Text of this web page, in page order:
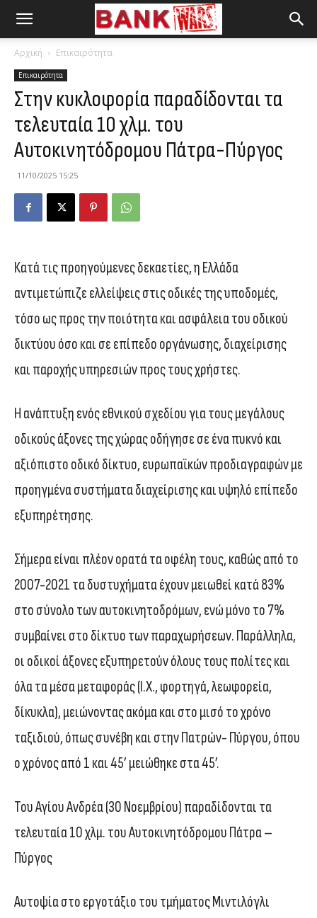
Αρχική Επικαιρότητα
Επικαιρότητα
Στην κυκλοφορία παραδίδονται τα
τελευταία 10 χλμ. του
Αυτοκινητόδρομου Πάτρα-Πύργος
11/10/2025 15:25
Κατά τις προηγούμενες δεκαετίες, η Ελλάδα
αντιμετώπιζε ελλείψεις στις οδικές της υποδομές,
τόσο ως προς την ποιότητα και ασφάλεια του οδικού
δικτύου όσο και σε επίπεδο οργάνωσης, διαχείρισης
και παροχής υπηρεσιών προς τους χρήστες.
Η ανάπτυξη ενός εθνικού σχεδίου για τους μεγάλους
οδικούς άξονες της χώρας οδήγησε σε ένα πυκνό και
αξιόπιστο οδικό δίκτυο, ευρωπαϊκών προδιαγραφών με
προηγμένα συστήματα διαχείρισης και υψηλό επίπεδο
εξυπηρέτησης.
Σήμερα είναι πλέον ορατά τα οφέλη τους, καθώς από το
2007-2021 τα δυστυχήματα έχουν μειωθεί κατά 83%
στο σύνολο των αυτοκινητοδρόμων, ενώ μόνο το 7%
συμβαίνει στο δίκτυο των παραχωρήσεων. Παράλληλα,
οι οδικοί άξονες εξυπηρετούν όλους τους πολίτες και
όλα τα μέσα μεταφοράς (Ι.Χ., φορτηγά, λεωφορεία,
δίκυκλα), μειώνοντας ακόμα και στο μισό το χρόνο
ταξιδιού, όπως συνέβη και στην Πατρών- Πύργου, όπου
ο χρόνος από 1 και 45’ μειώθηκε στα 45’.
Του Αγίου Ανδρέα (30 Νοεμβρίου) παραδίδονται τα
τελευταία 10 χλμ. του Αυτοκινητόδρομου Πάτρα –
Πύργος
Αυτοψία στο εργοτάξιο του τμήματος Μιντιλόγλι